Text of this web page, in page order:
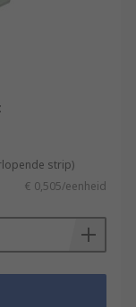
strip)
€ 0,505/eenheid